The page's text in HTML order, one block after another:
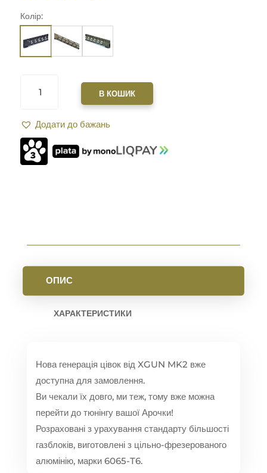
ня
покупця
Колір:
XGUN
12"
ДЛЯ
AR-
15
В КОШИК
Додати до бажань
ОПИС
ХАРАКТЕРИСТИКИ
Нова генерація цівок від XGUN MK2 вже
доступна для замовлення.
Ви чекали їх довго, ми теж, тому вже можна
перейти до тюнінгу вашої Арочки!
Розраховані з урахування стандарту більшості
газблоків, виготовлені з цільно-фрезерованого
алюмінію, марки 6065-T6.